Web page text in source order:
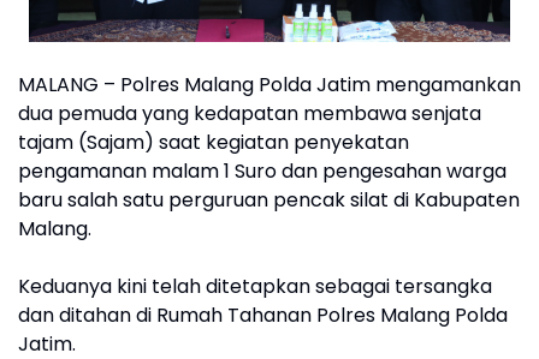
MALANG – Polres Malang Polda Jatim mengamankan
dua pemuda yang kedapatan membawa senjata
tajam (Sajam) saat kegiatan penyekatan
pengamanan malam 1 Suro dan pengesahan warga
baru salah satu perguruan pencak silat di Kabupaten
Malang.
Keduanya kini telah ditetapkan sebagai tersangka
dan ditahan di Rumah Tahanan Polres Malang Polda
Jatim.